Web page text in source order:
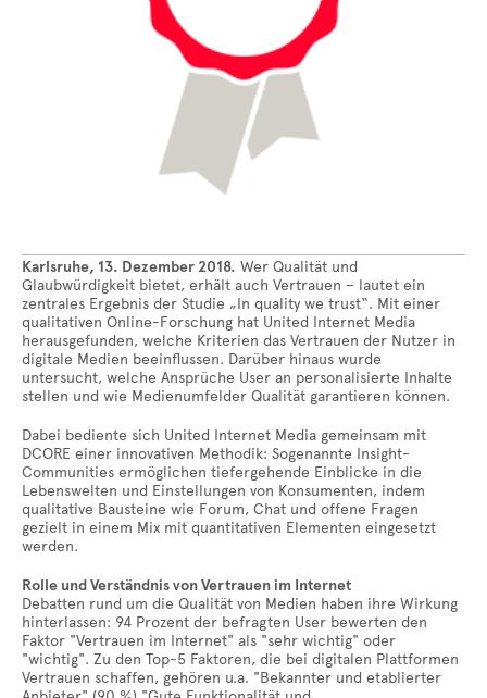
Karlsruhe, 13. Dezember 2018. Wer Qualität und
Glaubwürdigkeit bietet, erhält auch Vertrauen – lautet ein
zentrales Ergebnis der Studie „In quality we trust“. Mit einer
qualitativen Online-Forschung hat United Internet Media
herausgefunden, welche Kriterien das Vertrauen der Nutzer in
digitale Medien beeinflussen. Darüber hinaus wurde
untersucht, welche Ansprüche User an personalisierte Inhalte
stellen und wie Medienumfelder Qualität garantieren können.
Dabei bediente sich United Internet Media gemeinsam mit
DCORE einer innovativen Methodik: Sogenannte Insight-
Communities ermöglichen tiefergehende Einblicke in die
Lebenswelten und Einstellungen von Konsumenten, indem
qualitative Bausteine wie Forum, Chat und offene Fragen
gezielt in einem Mix mit quantitativen Elementen eingesetzt
werden.
Rolle und Verständnis von Vertrauen im Internet
Debatten rund um die Qualität von Medien haben ihre Wirkung
hinterlassen: 94 Prozent der befragten User bewerten den
Faktor "Vertrauen im Internet" als "sehr wichtig" oder
"wichtig". Zu den Top-5 Faktoren, die bei digitalen Plattformen
Vertrauen schaffen, gehören u.a. "Bekannter und etablierter